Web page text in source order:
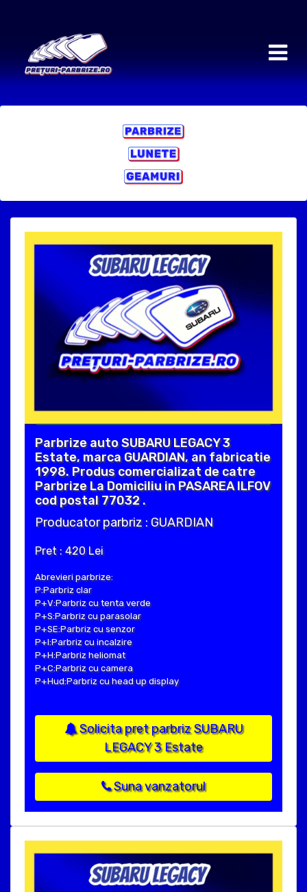
Parbrize auto SUBARU LEGACY 3
Estate, marca GUARDIAN, an fabricatie
1998. Produs comercializat de catre
Parbrize La Domiciliu in PASAREA ILFOV
cod postal 77032 .
Producator parbriz : GUARDIAN
Pret : 420 Lei
Abrevieri parbrize:
P:Parbriz clar
P+V:Parbriz cu tenta verde
P+S:Parbriz cu parasolar
P+SE:Parbriz cu senzor
P+I:Parbriz cu incalzire
P+H:Parbriz heliomat
P+C:Parbriz cu camera
P+Hud:Parbriz cu head up display
Solicita pret parbriz SUBARU
LEGACY 3 Estate
Suna vanzatorul